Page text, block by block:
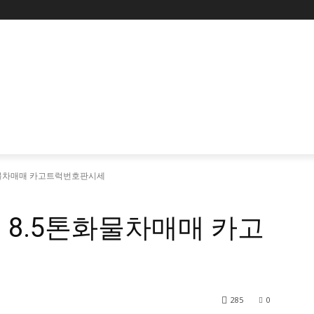
매매 카고트럭번호판시세
톤화물차매매 카고
0
285